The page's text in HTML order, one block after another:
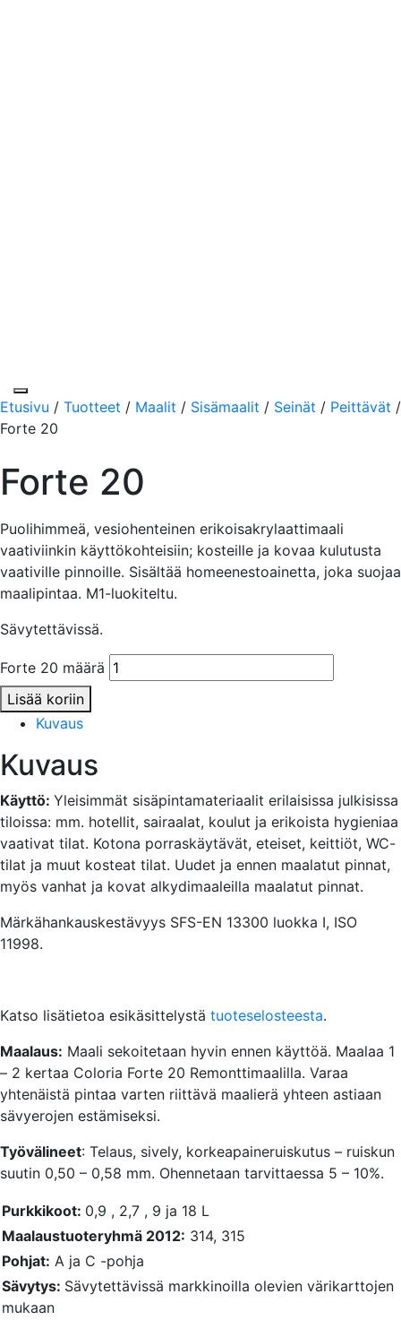
Toggle navigation
Etusivu / Tuotteet / Maalit / Sisämaalit / Seinät / Peittävät /
Forte 20
Forte 20
Puolihimmeä, vesiohenteinen erikoisakrylaattimaali
vaativiinkin käyttökohteisiin; kosteille ja kovaa kulutusta
vaativille pinnoille. Sisältää homeenestoainetta, joka suojaa
maalipintaa. M1-luokiteltu.
Sävytettävissä.
Forte 20 määrä
Lisää koriin
Kuvaus
Kuvaus
Käyttö: Yleisimmät sisäpintamateriaalit erilaisissa julkisissa
tiloissa: mm. hotellit, sairaalat, koulut ja erikoista hygieniaa
vaativat tilat. Kotona porraskäytävät, eteiset, keittiöt, WC-
tilat ja muut kosteat tilat. Uudet ja ennen maalatut pinnat,
myös vanhat ja kovat alkydimaaleilla maalatut pinnat.
Märkähankauskestävyys SFS-EN 13300 luokka I, ISO
11998.
Katso lisätietoa esikäsittelystä tuoteselosteesta.
Maalaus: Maali sekoitetaan hyvin ennen käyttöä. Maalaa 1
– 2 kertaa Coloria Forte 20 Remonttimaalilla. Varaa
yhtenäistä pintaa varten riittävä maalierä yhteen astiaan
sävyerojen estämiseksi.
Työvälineet: Telaus, sively, korkeapaineruiskutus – ruiskun
suutin 0,50 – 0,58 mm. Ohennetaan tarvittaessa 5 – 10%.
Purkkikoot: 0,9 , 2,7 , 9 ja 18 L
Maalaustuoteryhmä 2012: 314, 315
Pohjat: A ja C -pohja
Sävytys: Sävytettävissä markkinoilla olevien värikarttojen
mukaan